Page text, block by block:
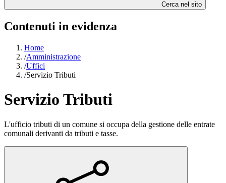
Cerca nel sito
Contenuti in evidenza
Home
/Amministrazione
/Uffici
/Servizio Tributi
Servizio Tributi
L'ufficio tributi di un comune si occupa della gestione delle entrate
comunali derivanti da tributi e tasse.